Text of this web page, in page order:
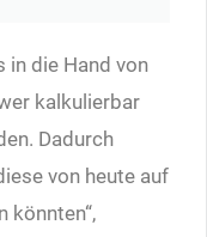
in die Hand von
kalkulierbar
Dadurch
von heute auf
könnten“,